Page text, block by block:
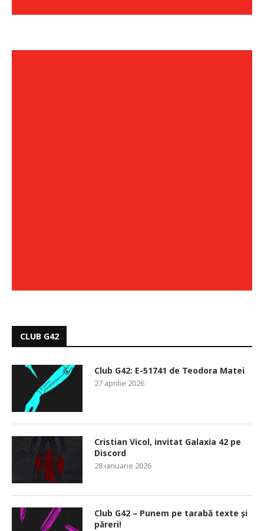
CLUB G42
Club G42: E-51741 de Teodora Matei
27 aprilie 2026
Cristian Vicol, invitat Galaxia 42 pe
Discord
28 ianuarie 2026
Club G42 – Punem pe tarabă texte și
păreri!